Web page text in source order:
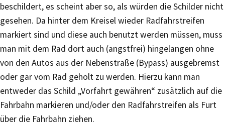
beschildert, es scheint aber so, als würden die Schilder nicht
gesehen. Da hinter dem Kreisel wieder Radfahrstreifen
markiert sind und diese auch benutzt werden müssen, muss
man mit dem Rad dort auch (angstfrei) hingelangen ohne
von den Autos aus der Nebenstraße (Bypass) ausgebremst
oder gar vom Rad geholt zu werden. Hierzu kann man
entweder das Schild „Vorfahrt gewähren“ zusätzlich auf die
Fahrbahn markieren und/oder den Radfahrstreifen als Furt
über die Fahrbahn ziehen.